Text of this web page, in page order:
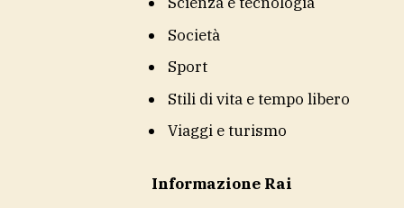
Società
Sport
Stili di vita e tempo libero
Viaggi e turismo
Informazione Rai